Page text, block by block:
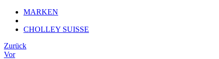
MARKEN
CHOLLEY SUISSE
Zurück
Vor